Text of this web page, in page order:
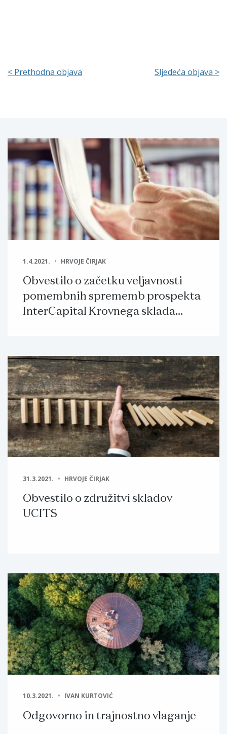
< Prethodna objava Sljedeća objava >
1.4.2021. HRVOJE ČIRJAK
Obvestilo o začetku veljavnosti
pomembnih sprememb prospekta
InterCapital Krovnega sklada
31.3.2021. HRVOJE ČIRJAK
Obvestilo o združitvi skladov
UCITS
10.3.2021. IVAN KURTOVIĆ
Odgovorno in trajnostno vlaganje